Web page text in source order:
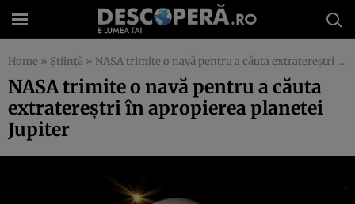
Home » Știință » NASA trimite o navă pentru a căuta extratereștri în apropierea planetei Jupiter
NASA trimite o navă pentru a căuta
extratereștri în apropierea planetei
Jupiter